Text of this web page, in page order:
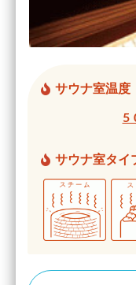
サウナ室温度
サウナ室タイ